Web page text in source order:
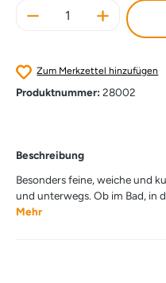
Produkt Anzahl:
Zum Merkzettel hinzufügen
Produktnummer: 28002
Beschreibung
Besonders feine, weiche und
und unterwegs. Ob im Bad, in
Mehr